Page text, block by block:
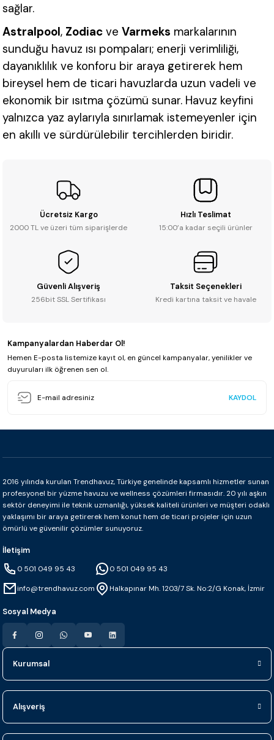
sağlar.
Astralpool, Zodiac ve Varmeks markalarının
sunduğu havuz ısı pompaları; enerji verimliliği,
dayanıklılık ve konforu bir araya getirerek hem
bireysel hem de ticari havuzlarda uzun vadeli ve
ekonomik bir ısıtma çözümü sunar. Havuz keyfini
yalnızca yaz aylarıyla sınırlamak istemeyenler için
en akıllı ve sürdürülebilir tercihlerden biridir.
Ücretsiz Kargo
2000 TL ve üzeri tüm siparişlerde
Hızlı Teslimat
15:00’a kadar seçili ürünler
Güvenli Alışveriş
256bit SSL Sertifikası
Taksit Seçenekleri
Kredi kartına taksit ve havale
Kampanyalardan Haberdar Ol!
Hemen E-posta listemize kayıt ol, en güncel kampanyalar, yenilikler ve
duyuruları ilk öğrenen sen ol.
KAYDOL
2016 yılında kurulan Trendhavuz, Türkiye genelinde kapsamlı hizmetler sunan
profesyonel bir yüzme havuzu ve wellness çözümleri firmasıdır. 20 yılı aşkın
sektör deneyimi ile teknik uzmanlığı, yüksek kaliteli ürünleri ve müşteri odaklı
yaklaşımı bir araya getirerek hem konut hem de ticari projeler için uzun
ömürlü ve güvenilir çözümler sunuyoruz.
İletişim
0 501 049 95 43
info@trendhavuz.com
0 501 049 95 43
Halkapınar Mh. 1203/7 Sk. No:2/G Konak, İzmir
Sosyal Medya
Kurumsal
Alışveriş